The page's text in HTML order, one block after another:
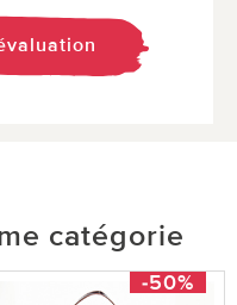
catégorie
-50%